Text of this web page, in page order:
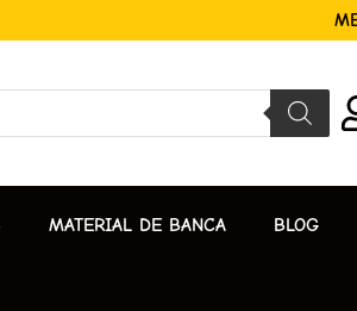
MATERIAL DE BANCA BLOG